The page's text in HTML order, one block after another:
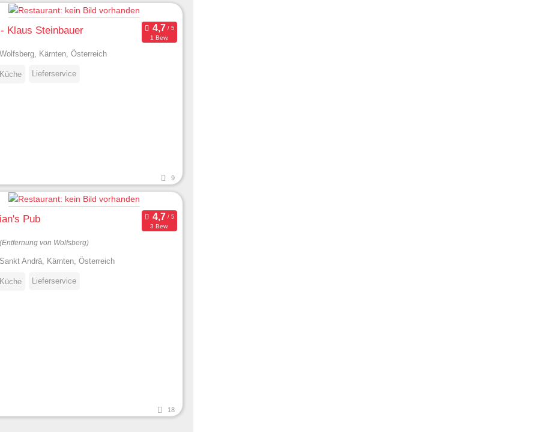
Klaus Steinbauer
1 Bew.
Kärnten, Österreich
Lieferservice
9
Pub
3 Bew.
(Entfernung von Wolfsberg)
Andrä, Kärnten, Österreich
Lieferservice
18